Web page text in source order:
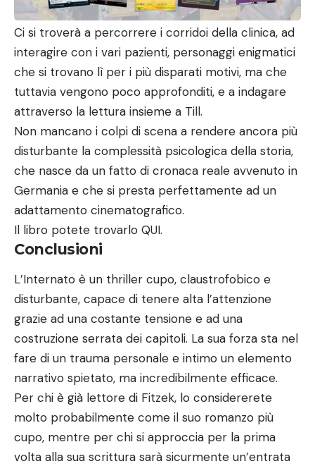
Ci si troverà a percorrere i corridoi della clinica, ad
interagire con i vari pazienti, personaggi enigmatici
che si trovano lì per i più disparati motivi, ma che
tuttavia vengono poco approfonditi, e a indagare
attraverso la lettura insieme a Till.
Non mancano i colpi di scena a rendere ancora più
disturbante la complessità psicologica della storia,
che nasce da un fatto di cronaca reale avvenuto in
Germania e che si presta perfettamente ad un
adattamento cinematografico.
Il libro potete trovarlo QUI.
Conclusioni
L’Internato è un thriller cupo, claustrofobico e
disturbante, capace di tenere alta l’attenzione
grazie ad una costante tensione e ad una
costruzione serrata dei capitoli. La sua forza sta nel
fare di un trauma personale e intimo un elemento
narrativo spietato, ma incredibilmente efficace.
Per chi è già lettore di Fitzek, lo considererete
molto probabilmente come il suo romanzo più
cupo, mentre per chi si approccia per la prima
volta alla sua scrittura sarà sicurmente un’entrata